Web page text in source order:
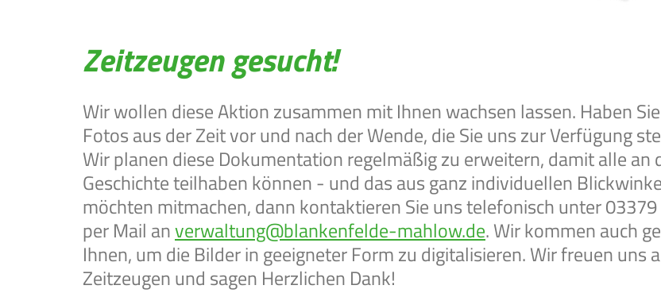
Zeitzeugen gesucht!
Wir wollen diese Aktion zusammen mit Ihnen wachsen lassen. Haben
Fotos aus der Zeit vor und nach der Wende, die Sie uns zur Verfügung
Wir planen diese Dokumentation regelmäßig zu erweitern, damit alle an
Geschichte teilhaben können - und das aus ganz individuellen
möchten mitmachen, dann kontaktieren Sie uns telefonisch unter
per Mail anverwaltung@blankenfelde-mahlow.de. Wir kommen auch
Ihnen, um die Bilder in geeigneter Form zu digitalisieren. Wir freuen uns
Zeitzeugen und sagen Herzlichen Dank!